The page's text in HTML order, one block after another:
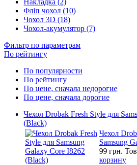
Фліп чохол (10)
Чохол 3D (18)
Чохол-акумулятор (7)
Фильтр по параметрам
По рейтингу
По популярности
По рейтингу
По цене, сначала недорогие
По цене, сначала дорогие
Чехол Drobak Fresh Style для
(Black)
Чехол
Samsung
99 грн.
корзину